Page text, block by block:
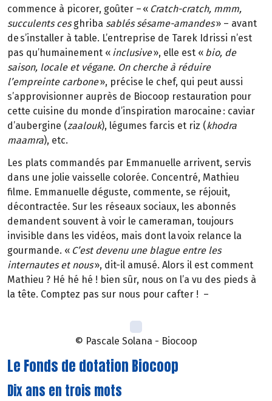
commence à picorer, goûter – « Cratch-cratch, mmm,
succulents cesghriba sablés sésame-amandes» – avant
de s’installer à table. L’entreprise de Tarek Idrissi n’est
pas qu’humainement « inclusive», elle est « bio, de
saison, locale et végane. On cherche à réduire
l’empreinte carbone», précise le chef, qui peut aussi
s’approvisionner auprès de Biocoop restauration pour
cette cuisine du monde d’inspiration marocaine : caviar
d’aubergine (zaalouk), légumes farcis et riz (khodra
maamra), etc.
Les plats commandés par Emmanuelle arrivent, servis
dans une jolie vaisselle colorée. Concentré, Mathieu
filme. Emmanuelle déguste, commente, se réjouit,
décontractée. Sur les réseaux sociaux, les abonnés
demandent souvent à voir le cameraman, toujours
invisible dans les vidéos, mais dont la voix relance la
gourmande. « C’est devenu une blague entre les
internautes et nous», dit-il amusé. Alors il est comment
Mathieu ? Hé hé hé ! bien sûr, nous on l’a vu des pieds à
la tête. Comptez pas sur nous pour cafter ! –
© Pascale Solana - Biocoop
Le Fonds de dotation Biocoop
Dix ans en trois mots